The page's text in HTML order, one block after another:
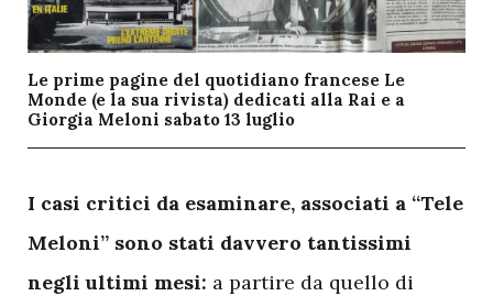
Le prime pagine del quotidiano francese Le
Monde (e la sua rivista) dedicati alla Rai e a
Giorgia Meloni sabato 13 luglio
I casi critici da esaminare, associati a “Tele
Meloni” sono stati davvero tantissimi
negli ultimi mesi: a partire da quello di